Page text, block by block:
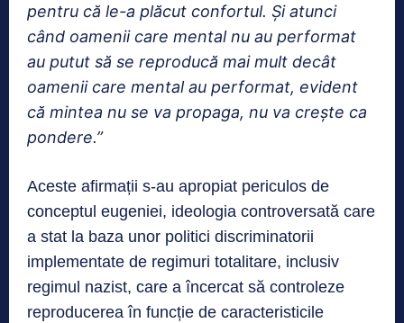
pentru că le-a plăcut confortul. Și atunci
când oamenii care mental nu au performat
au putut să se reproducă mai mult decât
oamenii care mental au performat, evident
că mintea nu se va propaga, nu va crește ca
pondere.”
Aceste afirmații s-au apropiat periculos de
conceptul eugeniei, ideologia controversată care
a stat la baza unor politici discriminatorii
implementate de regimuri totalitare, inclusiv
regimul nazist, care a încercat să controleze
reproducerea în funcție de caracteristicile